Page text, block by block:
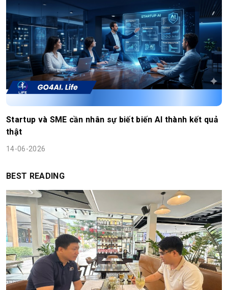
Startup và SME cần nhân sự biết biến AI thành kết quả
thật
14-06-2026
BEST READING